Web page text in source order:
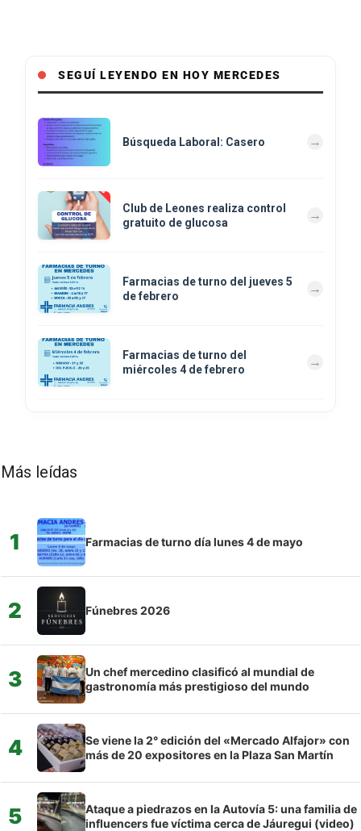
SEGUÍ LEYENDO EN HOY MERCEDES
Búsqueda Laboral: Casero
Club de Leones realiza control
gratuito de glucosa
Farmacias de turno del jueves 5
de febrero
Farmacias de turno del
miércoles 4 de febrero
Más leídas
1 Farmacias de turno día lunes 4 de mayo
2 Fúnebres 2026
3
Un chef mercedino clasificó al mundial de
gastronomía más prestigioso del mundo
4
Se viene la 2° edición del «Mercado Alfajor» con
más de 20 expositores en la Plaza San Martín
5
Ataque a piedrazos en la Autovía 5: una familia de
influencers fue víctima cerca de Jáuregui (video)